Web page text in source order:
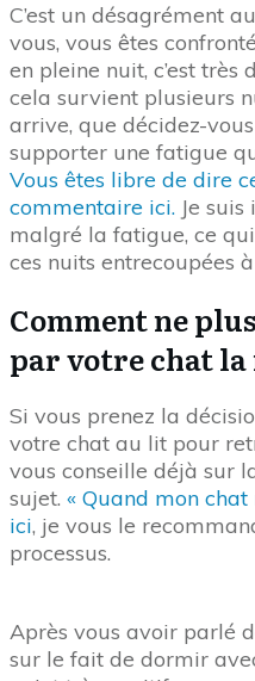
C’est un désagrément
vous, vous êtes
en pleine nuit, c’est
cela survient plusieurs
arrive, que décidez-
supporter une fatigue
Vous êtes libre de dire
commentaire ici. Je
malgré la fatigue, ce
ces nuits entrecoupées
Comment ne
par votre chat la
Si vous prenez la
votre chat au lit pour
vous conseille déjà sur
sujet. « Quand mon
ici, je vous le
processus.
Après vous avoir parlé
sur le fait de dormir